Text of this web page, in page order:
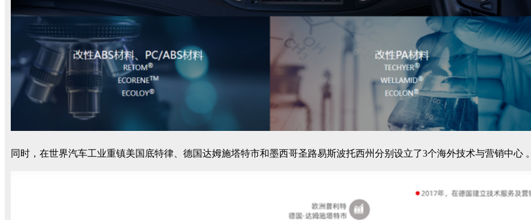
同时，在世界汽车工业重镇美国底特律、德国达姆施塔特市和墨西哥圣路易斯波托西州分别设立了3个海外技术与营销中心 。